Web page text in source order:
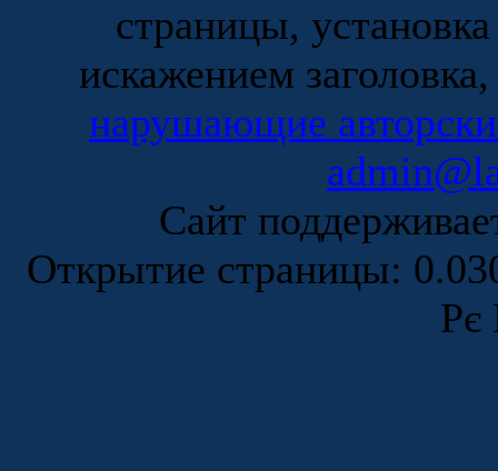
страницы,
искажением
нарушающие
Сайт
Открытие страницы:
Рє